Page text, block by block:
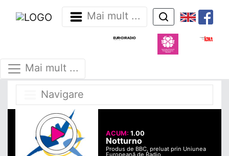
Mai mult ...
Mai mult ...
Navigare
ACUM: 1.00
Notturno
Produs de BBC, preluat prin Uniunea